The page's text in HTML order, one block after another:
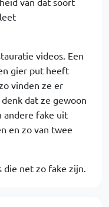
videos. Een
gier put heeft
vinden ze er
dat ze gewoon
andere fake uit
en zo van twee
die net zo fake zijn.